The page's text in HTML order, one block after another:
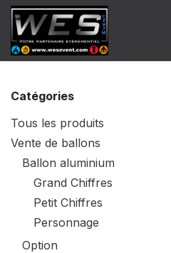
Se rendre au contenu
Catégories
Tous les produits
Vente de ballons
Ballon aluminium
Grand Chiffres
Petit Chiffres
Personnage
Option